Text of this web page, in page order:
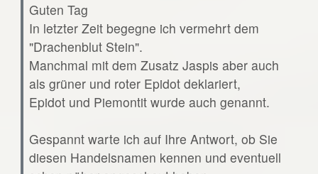
Guten Tag
In letzter Zeit begegne ich vermehrt dem
"Drachenblut Stein".
Manchmal mit dem Zusatz Jaspis aber auch
als grüner und roter Epidot deklariert,
Epidot und Piemontit wurde auch genannt.
Gespannt warte ich auf Ihre Antwort, ob Sie
diesen Handelsnamen kennen und eventuell